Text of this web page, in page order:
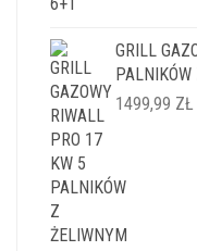
GRILL
1499,99 ZŁ